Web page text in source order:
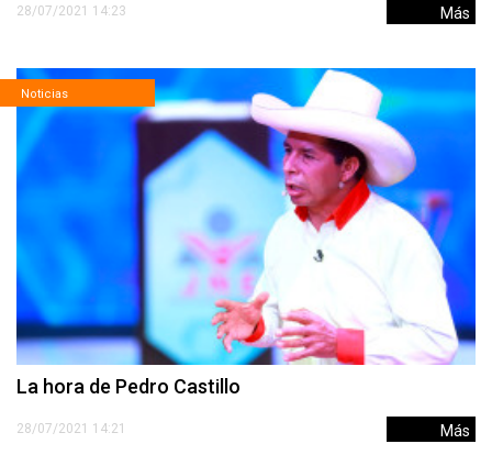
28/07/2021 14:23 Más
Noticias
La hora de Pedro Castillo
28/07/2021 14:21 Más